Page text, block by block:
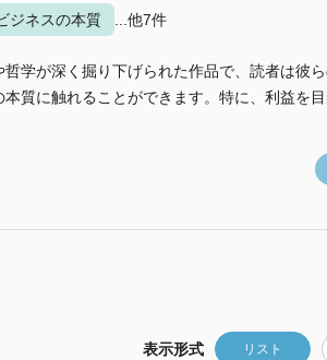
ジネスの本質 ...他7件
学が深く掘り下げられた作品で、読者は彼
質に触れることができます。特に、利益を
表示形式 リスト